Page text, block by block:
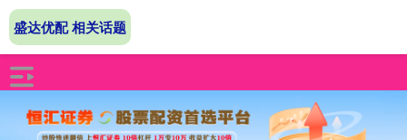
盛达优配 相关话题